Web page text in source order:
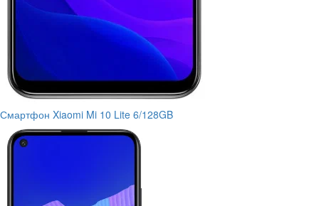
Смартфон Xiaomi Mi 10 Lite 6/128GB